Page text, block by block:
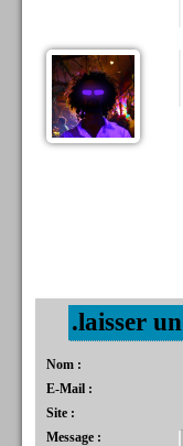
.laisser
Nom :
E-Mail :
Site :
Message :